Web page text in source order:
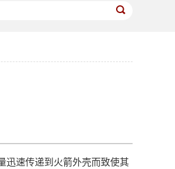
迅速传递到火箭外壳而致使其